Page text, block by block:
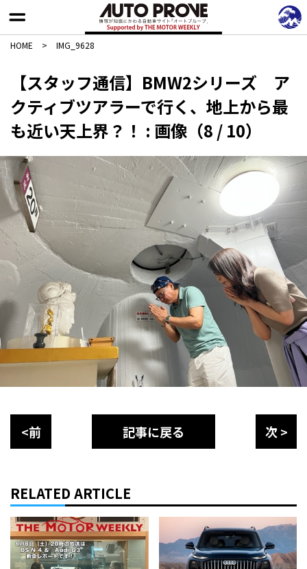
HOME > IMG_9628
【スタッフ通信】BMW2シリーズ ア
クティブツアラーで行く、地上から最
も近い天上界？！ : 画像（8 / 10）
<前 記事に戻る 次 >
RELATED ARTICLE